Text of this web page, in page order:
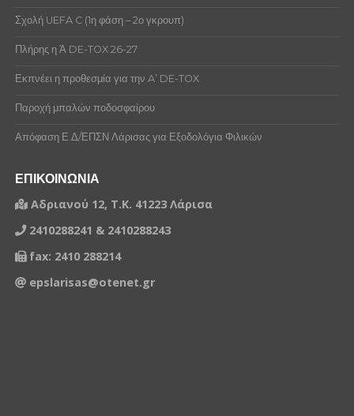
Σχολή UEFA C (1η φάση – 2ο γκρουπ)
Πλήρης η Ά DE-TOX 26-27
Εκπνέει η προθεσμία για την A’ DE-TOX
Παροχή μπαλών ποδοσφαίρου
Απόφαση Ε.Δ/ΕΠΣΝ Λάρισας για Εξοδολόγια Φιλικών
ΕΠΙΚΟΙΝΩΝΙΑ
Αδριανού 12, Τ.Κ. 41223 Λάρισα
2410288241 & 2410288243
fax: 2410 288214
epslarisas@otenet.gr